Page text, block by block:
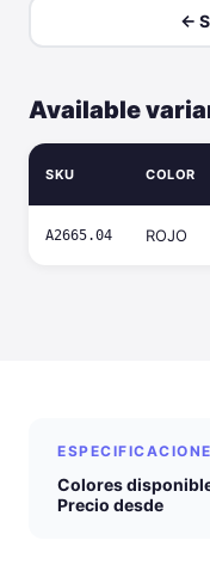
←
Available
SKU COLOR
A2665.04 ROJO
Colores
Precio desde